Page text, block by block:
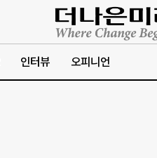
인터뷰 오피니언